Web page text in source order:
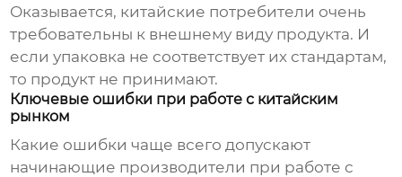
Оказывается, китайские потребители очень
требовательны к внешнему виду продукта. И
если упаковка не соответствует их стандартам,
то продукт не принимают.
Ключевые ошибки при работе с китайским
рынком
Какие ошибки чаще всего допускают
начинающие производители при работе с